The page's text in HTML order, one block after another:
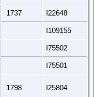
1737 I22648
I109155
I75502
I75501
1798 I25804